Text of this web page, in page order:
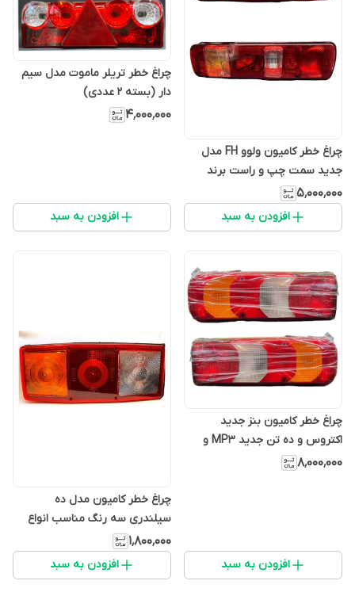
چراغ خطر کامیون ولوو FH مدل
جدید سمت چپ و راست برند
سرتول (بسته ۲ عددی)
۵٬۰۰۰٬۰۰۰
افزودن به سبد
چراغ خطر تریلر ماموت مدل سیم
دار (بسته 2 عددی)
۴٬۰۰۰٬۰۰۰
افزودن به سبد
چراغ خطر کامیون بنز جدید
اکتروس و ده تن جدید MP3 و
MP5 سوکت دار ساخت ترکیه (پک۸٬۰۰۰٬۰۰۰
افزودن به سبد
چراغ خطر کامیون مدل ده
سیلندری سه رنگ مناسب انواع
کامیون های بنز ده تن و مایلر
۱٬۸۰۰٬۰۰۰
افزودن به سبد